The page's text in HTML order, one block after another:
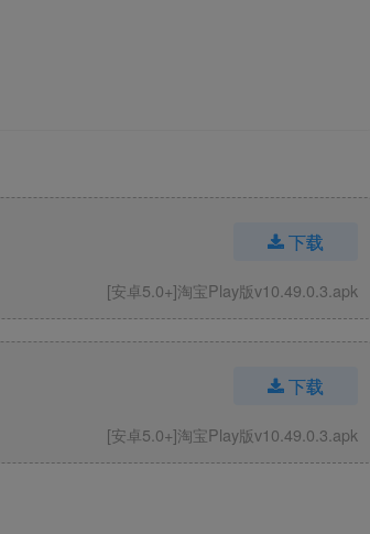
下载
[安卓5.0+]淘宝Play版v10.49.0.3.apk
下载
[安卓5.0+]淘宝Play版v10.49.0.3.apk